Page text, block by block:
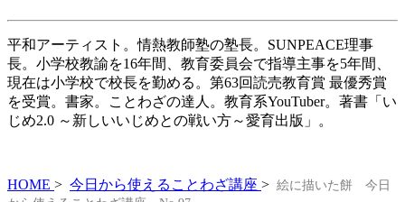
平和アーティスト。情熱教師塾の塾長。SUNPEACE理事
長。小学校教諭を16年間、教育委員会で指導主事を5年間、
現在は小学校で校長を勤める。第63回読売教育賞 最優秀賞
を受賞。書家。ことわざの達人。教育系YouTuber。著書「い
じめ2.0 ～新しいいじめとの戦い方～愛育出版」。
HOME > 今日から使えることわざ講座 > 絵に描いた餅 今日